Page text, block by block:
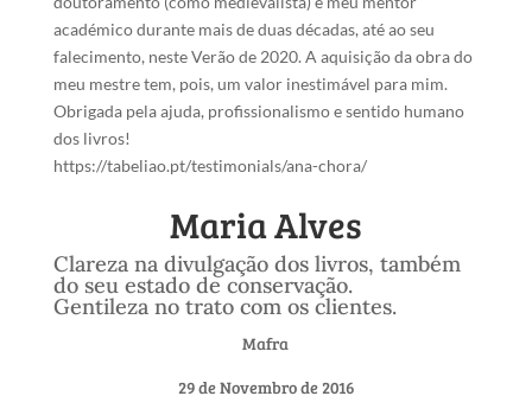
académico durante mais de duas décadas, até ao seu
falecimento, neste Verão de 2020. A aquisição da obra do
meu mestre tem, pois, um valor inestimável para mim.
Obrigada pela ajuda, profissionalismo e sentido humano
dos livros!
https://tabeliao.pt/testimonials/ana-chora/
Maria Alves
Clareza na divulgação dos livros, também
do seu estado de conservação.
Gentileza no trato com os clientes.
Mafra
29 de Novembro de 2016